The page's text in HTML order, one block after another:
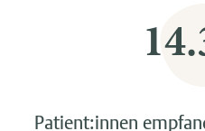
Patient:innen